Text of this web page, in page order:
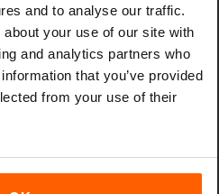
and to analyse our traffic.
your use of our site with
and analytics partners who
that you’ve provided
from your use of their
连接